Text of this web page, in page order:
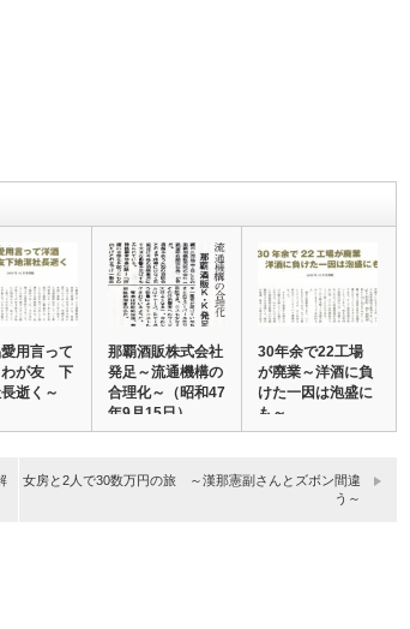
用言って
わが友 下
逝く～
那覇酒販株式会社
発足～流通機構の
合理化～（昭和47
年9月15日）…
30年余で22工場
が廃業～洋酒に負
けた一因は泡盛に
も～
女房と2人で30数万円の旅 ～漢那憲副さんとズボン間違
う～